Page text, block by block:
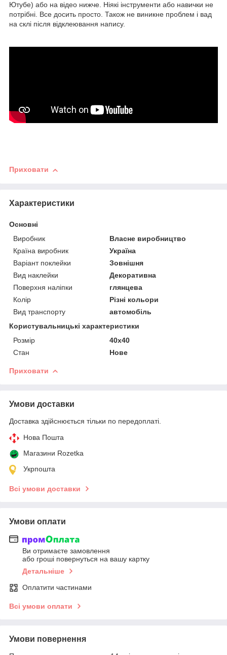
Ютубе) або на відео нижче. Ніякі інструменти або навички не
потрібні. Все досить просто. Також не виникне проблем і вад
на склі після відклеювання напису.
Приховати
Характеристики
Основні
Виробник
Власне виробництво
Країна виробник
Україна
Варіант поклейки
Зовнішня
Вид наклейки
Декоративна
Поверхня наліпки
глянцева
Колір
Різні кольори
Вид транспорту
автомобіль
Користувальницькі характеристики
Розмір
40х40
Стан
Нове
Приховати
Умови доставки
Доставка здійснюється тільки по передоплаті.
Нова Пошта
Магазини Rozetka
Укрпошта
Всі умови доставки
Умови оплати
Ви отримаєте замовлення
або гроші повернуться на вашу картку
Детальніше
Оплатити частинами
Всі умови оплати
Умови повернення